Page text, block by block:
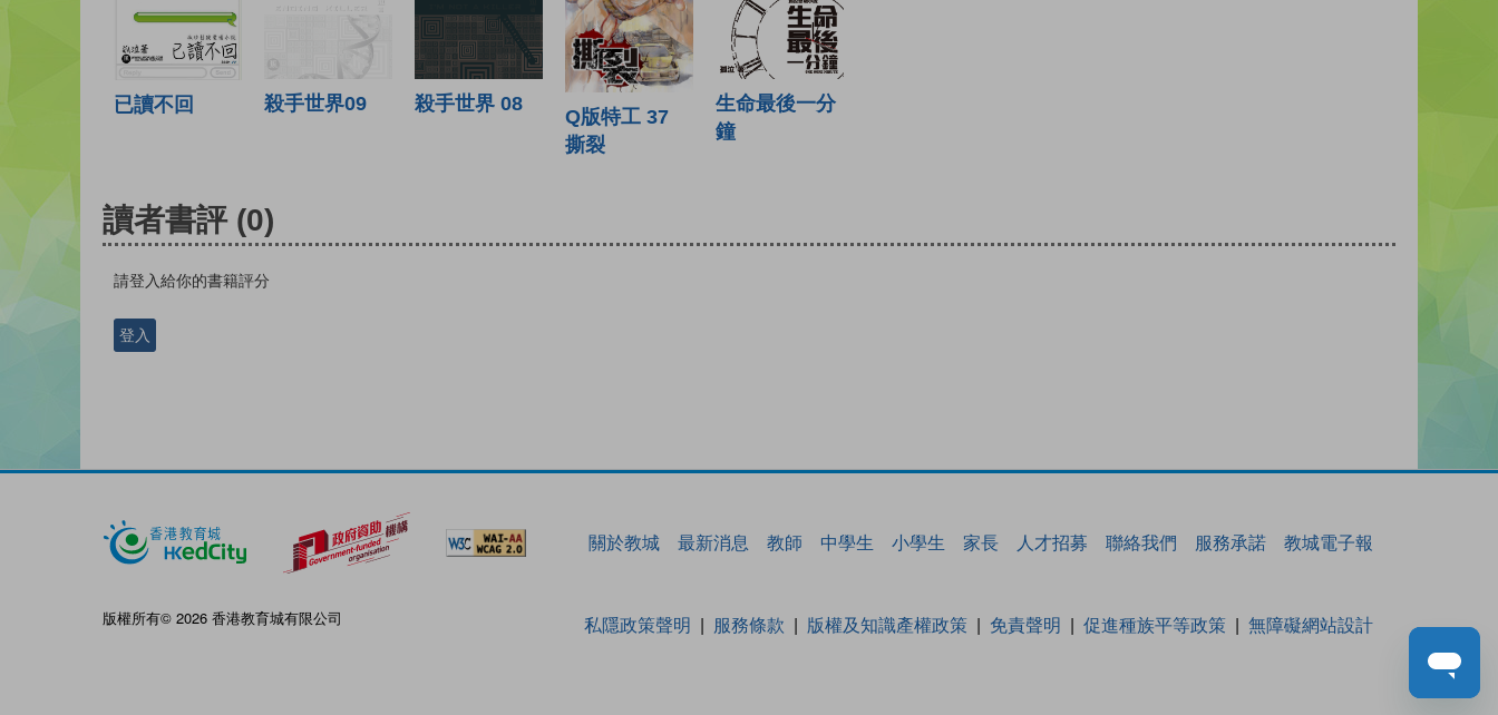
已讀不回 殺手世界09 殺手世界 08
Q版特工 37
撕裂
生命最後一分
鐘
讀者書評 (0)
請登入給你的書籍評分
登入
關於教城 最新消息 教師 中學生 小學生 家長 人才招募 聯絡我們 服務承諾 教城電子報
版權所有© 2026 香港教育城有限公司 私隱政策聲明 服務條款 版權及知識產權政策 免責聲明 促進種族平等政策 無障礙網站設計